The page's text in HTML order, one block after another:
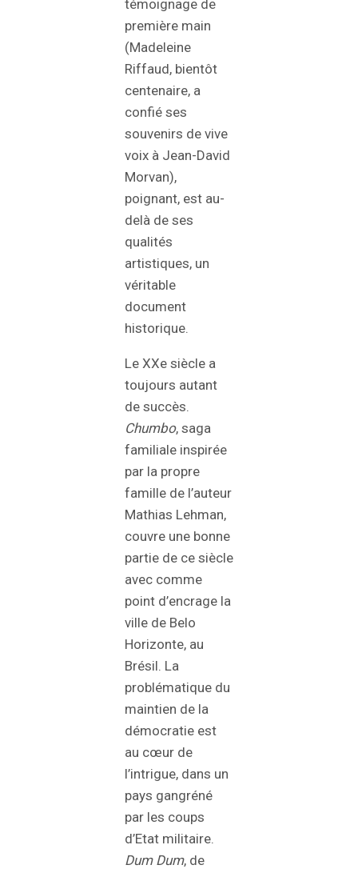
témoignage de
première main
(Madeleine
Riffaud, bientôt
centenaire, a
confié ses
souvenirs de vive
voix à Jean-David
Morvan),
poignant, est au-
delà de ses
qualités
artistiques, un
véritable
document
historique.
Le XXe siècle a
toujours autant
de succès.
Chumbo, saga
familiale inspirée
par la propre
famille de l’auteur
Mathias Lehman,
couvre une bonne
partie de ce siècle
avec comme
point d’encrage la
ville de Belo
Horizonte, au
Brésil. La
problématique du
maintien de la
démocratie est
au cœur de
l’intrigue, dans un
pays gangréné
par les coups
d’Etat militaire.
Dum Dum, de